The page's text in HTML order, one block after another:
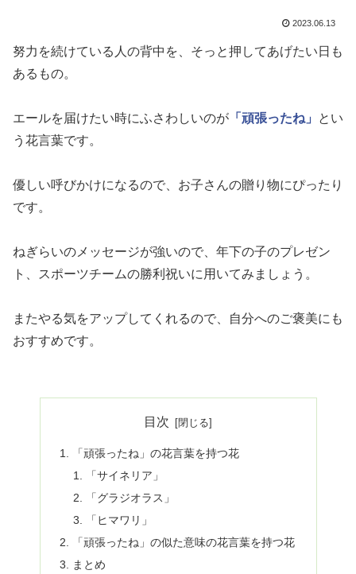
2023.06.13
努力を続けている人の背中を、そっと押してあげたい日も
あるもの。
エールを届けたい時にふさわしいのが 「頑張ったね」
とい
う花言葉です。
優しい呼びかけになるので、お子さんの贈り物にぴったり
です。
ねぎらいのメッセージが強いので、年下の子のプレゼン
ト、スポーツチームの勝利祝いに用いてみましょう。
またやる気をアップしてくれるので、自分へのご褒美にも
おすすめです。
目次
「頑張ったね」の花言葉を持つ花
「サイネリア」
「グラジオラス」
「ヒマワリ」
「頑張ったね」の似た意味の花言葉を持つ花
まとめ